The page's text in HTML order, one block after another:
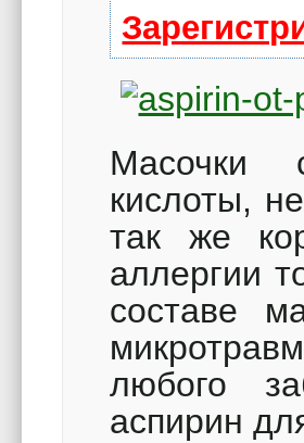
Масочки
кислоты,
так же
аллергии
составе
любого
аспирин